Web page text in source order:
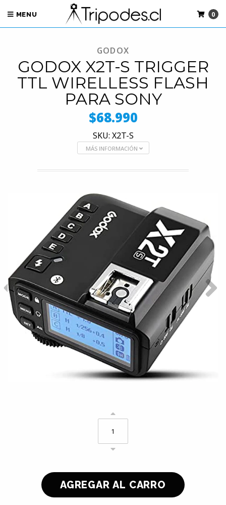
MENU 0
GODOX
GODOX X2T-S TRIGGER
TTL WIRELLESS FLASH
PARA SONY
$68.990
SKU: X2T-S
MÁS INFORMACIÓN